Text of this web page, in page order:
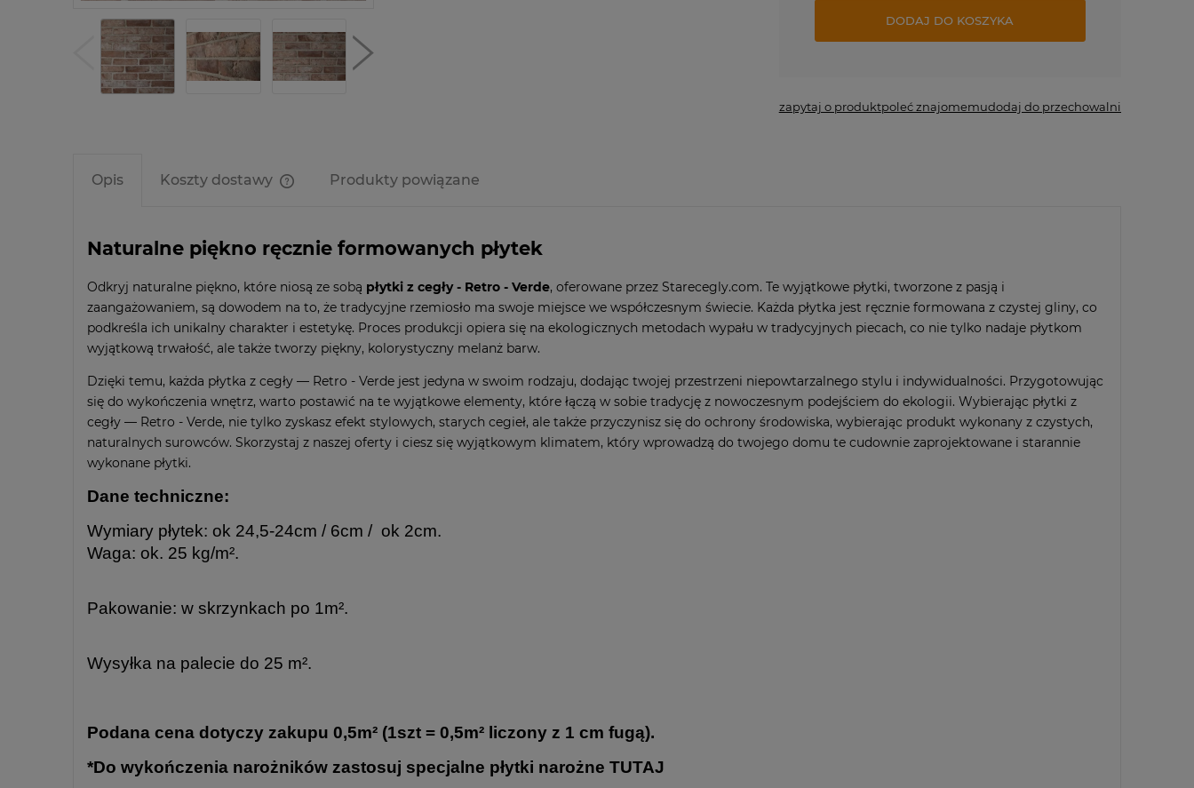
DODAJ DO KOSZYKA
zapytaj o produktpoleć znajomemudodaj do przechowalni
Opis Koszty dostawy Produkty powiązane
Naturalne piękno ręcznie formowanych płytek
Odkryj naturalne piękno, które niosą ze sobą płytki z cegły - Retro - Verde, oferowane przez Starecegly.com. Te wyjątkowe płytki, tworzone z pasją i
zaangażowaniem, są dowodem na to, że tradycyjne rzemiosło ma swoje miejsce we współczesnym świecie. Każda płytka jest ręcznie formowana z czystej gliny, co
podkreśla ich unikalny charakter i estetykę. Proces produkcji opiera się na ekologicznych metodach wypału w tradycyjnych piecach, co nie tylko nadaje płytkom
wyjątkową trwałość, ale także tworzy piękny, kolorystyczny melanż barw.
Dzięki temu, każda płytka z cegły — Retro - Verde jest jedyna w swoim rodzaju, dodając twojej przestrzeni niepowtarzalnego stylu i indywidualności. Przygotowując
się do wykończenia wnętrz, warto postawić na te wyjątkowe elementy, które łączą w sobie tradycję z nowoczesnym podejściem do ekologii. Wybierając płytki z
cegły — Retro - Verde, nie tylko zyskasz efekt stylowych, starych cegieł, ale także przyczynisz się do ochrony środowiska, wybierając produkt wykonany z czystych,
naturalnych surowców. Skorzystaj z naszej oferty i ciesz się wyjątkowym klimatem, który wprowadzą do twojego domu te cudownie zaprojektowane i starannie
wykonane płytki.
Dane techniczne:
Wymiary płytek: ok 24,5-24cm / 6cm / ok 2cm.
Waga: ok. 25 kg/m².
Pakowanie: w skrzynkach po 1m².
Wysyłka na palecie do 25 m².
Podana cena dotyczy zakupu 0,5m² (1szt = 0,5m² liczony z 1 cm fugą).
*Do wykończenia narożników zastosuj specjalne płytki narożne TUTAJ